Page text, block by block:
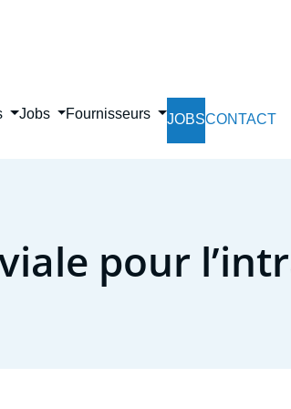
Jobs Fournisseurs JOBSCONTACT
pour